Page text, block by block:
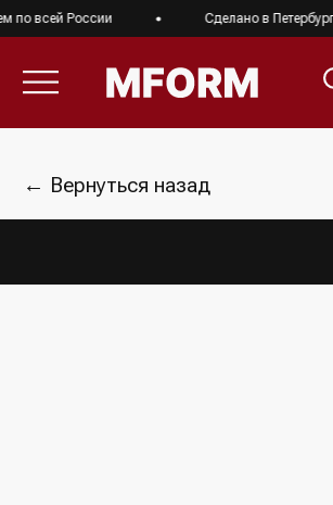
по всей России Сделано в Петербурге
← Вернуться назад